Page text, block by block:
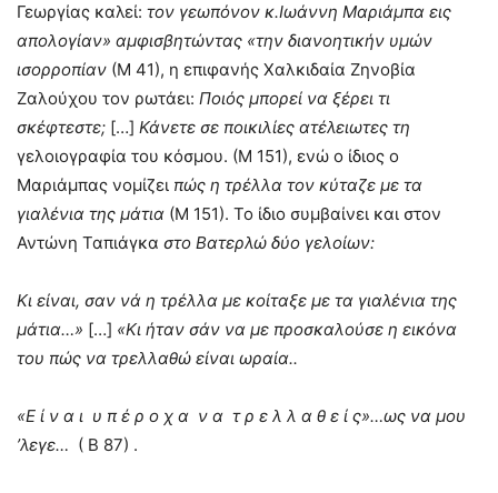
Γεωργίας καλεί: τον γεωπόνον κ.Ιωάννη Μαριάμπα εις
απολογίαν» αμφισβητώντας «την διανοητικήν υμών
ισορροπίαν (Μ 41), η επιφανής Χαλκιδαία Ζηνοβία
Ζαλούχου τον ρωτάει: Ποιός μπορεί να ξέρει τι
σκέφτεστε; […] Κάνετε σε ποικιλίες ατέλειωτες τη
γελοιογραφία του κόσμου. (Μ 151), ενώ ο ίδιος ο
Μαριάμπας νομίζει πώς η τρέλλα τον κύταζε με τα
γιαλένια της μάτια (Μ 151). Το ίδιο συμβαίνει και στον
Αντώνη Ταπιάγκα στο Βατερλώ δύο γελοίων:
Κι είναι, σαν νά η τρέλλα με κοίταξε με τα γιαλένια της
μάτια…» […] «Κι ήταν σάν να με προσκαλούσε η εικόνα
του πώς να τρελλαθώ είναι ωραία..
«Ε ί ν α ι υ π έ ρ ο χ α ν α τ ρ ε λ λ α θ ε ί ς»…ως να μου
’λεγε… ( Β 87) .